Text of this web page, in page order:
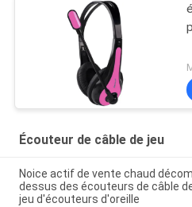
Écouteur de câble de jeu
Noice actif de vente chaud
dessus des écouteurs de câble
jeu d'écouteurs d'oreille